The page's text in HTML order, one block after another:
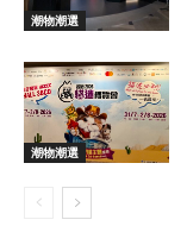
潮物潮選
潮物潮選